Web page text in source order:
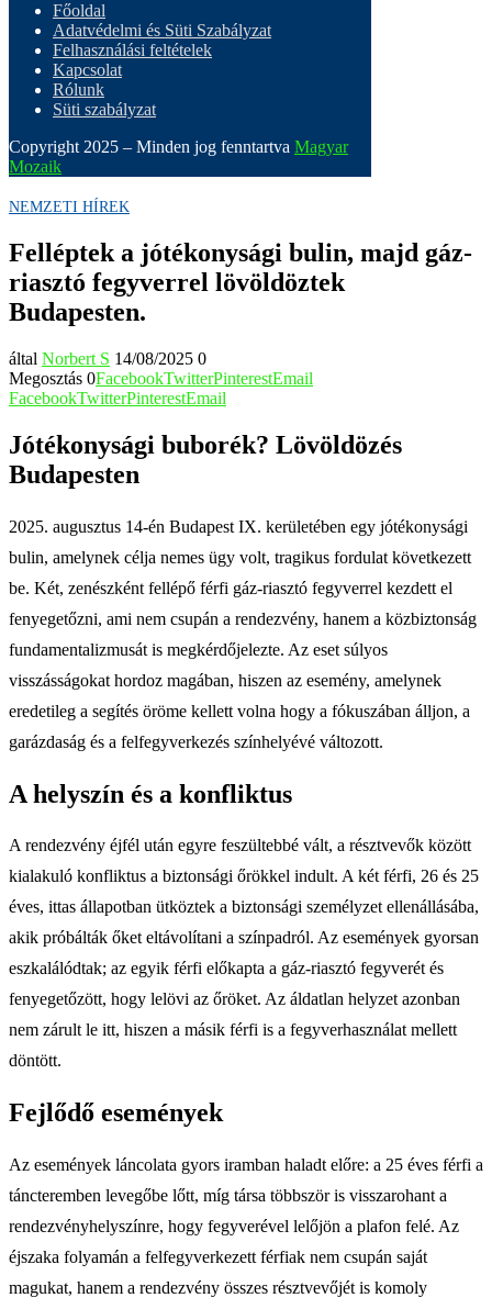
Főoldal
Adatvédelmi és Süti Szabályzat
Felhasználási feltételek
Kapcsolat
Rólunk
Süti szabályzat
Copyright 2025 – Minden jog fenntartva Magyar
Mozaik
NEMZETI HÍREK
Felléptek a jótékonysági bulin, majd gáz-
riasztó fegyverrel lövöldöztek
Budapesten.
által Norbert S 14/08/2025 0
Megosztás 0FacebookTwitterPinterestEmail
FacebookTwitterPinterestEmail
Jótékonysági buborék? Lövöldözés
Budapesten
2025. augusztus 14-én Budapest IX. kerületében egy jótékonysági
bulin, amelynek célja nemes ügy volt, tragikus fordulat következett
be. Két, zenészként fellépő férfi gáz-riasztó fegyverrel kezdett el
fenyegetőzni, ami nem csupán a rendezvény, hanem a közbiztonság
fundamentalizmusát is megkérdőjelezte. Az eset súlyos
visszásságokat hordoz magában, hiszen az esemény, amelynek
eredetileg a segítés öröme kellett volna hogy a fókuszában álljon, a
garázdaság és a felfegyverkezés színhelyévé változott.
A helyszín és a konfliktus
A rendezvény éjfél után egyre feszültebbé vált, a résztvevők között
kialakuló konfliktus a biztonsági őrökkel indult. A két férfi, 26 és 25
éves, ittas állapotban ütköztek a biztonsági személyzet ellenállásába,
akik próbálták őket eltávolítani a színpadról. Az események gyorsan
eszkalálódtak; az egyik férfi előkapta a gáz-riasztó fegyverét és
fenyegetőzött, hogy lelövi az őröket. Az áldatlan helyzet azonban
nem zárult le itt, hiszen a másik férfi is a fegyverhasználat mellett
döntött.
Fejlődő események
Az események láncolata gyors iramban haladt előre: a 25 éves férfi a
táncteremben levegőbe lőtt, míg társa többször is visszarohant a
rendezvényhelyszínre, hogy fegyverével lelőjön a plafon felé. Az
éjszaka folyamán a felfegyverkezett férfiak nem csupán saját
magukat, hanem a rendezvény összes résztvevőjét is komoly